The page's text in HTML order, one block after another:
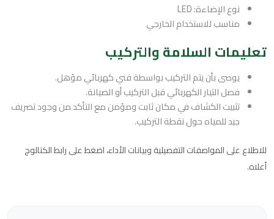
نوع الإضاءة: LED
مناسب للاستخدام الخارجي
تعليمات السلامة والتركيب
يوصى بأن يتم التركيب بواسطة فني كهربائي مؤهل.
فصل التيار الكهربائي قبل التركيب أو الصيانة.
تثبيت الكشاف في مكان ثابت ومؤمن مع التأكد من وجود تصريف
جيد للمياه حول نقطة التركيب.
للاطلاع على المواصفات التفصيلية وبيانات الأداء، اضغط على رابط الكتالوج
أعلاه.